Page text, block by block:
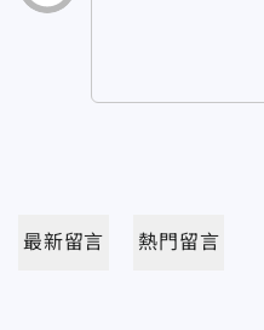
最新留言 熱門留言